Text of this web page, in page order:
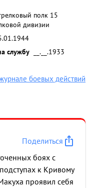
полк 15
дивизии
службу
__.__.1933
боевых действий
Поделиться
боях с
к Кривому
проявил себя